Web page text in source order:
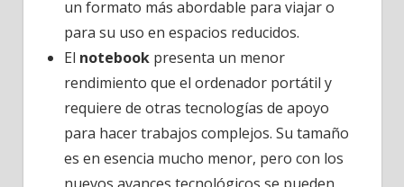
un formato más abordable para viajar o
para su uso en espacios reducidos.
El notebook presenta un menor
rendimiento que el ordenador portátil y
requiere de otras tecnologías de apoyo
para hacer trabajos complejos. Su tamaño
es en esencia mucho menor, pero con los